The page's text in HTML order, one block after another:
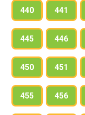
440 441
445 446
450 451
455 456